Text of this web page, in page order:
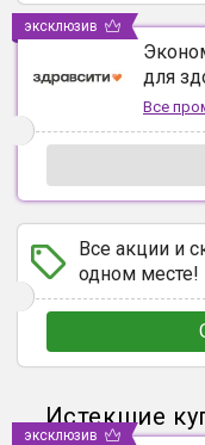
для
Все
эксклюзив
Все акции и
одном месте!
Истекшие
эксклюзив